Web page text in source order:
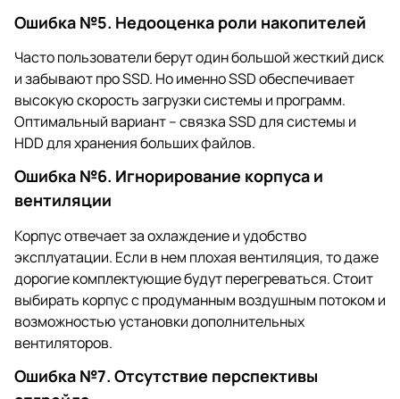
Ошибка №5. Недооценка роли накопителей
Часто пользователи берут один большой жесткий диск
и забывают про SSD. Но именно SSD обеспечивает
высокую скорость загрузки системы и программ.
Оптимальный вариант – связка SSD для системы и
HDD для хранения больших файлов.
Ошибка №6. Игнорирование корпуса и
вентиляции
Корпус отвечает за охлаждение и удобство
эксплуатации. Если в нем плохая вентиляция, то даже
дорогие комплектующие будут перегреваться. Стоит
выбирать корпус с продуманным воздушным потоком и
возможностью установки дополнительных
вентиляторов.
Ошибка №7. Отсутствие перспективы